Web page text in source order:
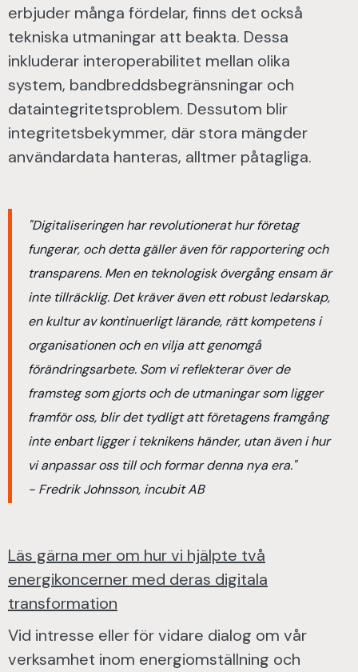
erbjuder många fördelar, finns det också
tekniska utmaningar att beakta. Dessa
inkluderar interoperabilitet mellan olika
system, bandbreddsbegränsningar och
dataintegritetsproblem. Dessutom blir
integritetsbekymmer, där stora mängder
användardata hanteras, alltmer påtagliga.
"Digitaliseringen har revolutionerat hur företag
fungerar, och detta gäller även för rapportering och
transparens. Men en teknologisk övergång ensam är
inte tillräcklig. Det kräver även ett robust ledarskap,
en kultur av kontinuerligt lärande, rätt kompetens i
organisationen och en vilja att genomgå
förändringsarbete. Som vi reflekterar över de
framsteg som gjorts och de utmaningar som ligger
framför oss, blir det tydligt att företagens framgång
inte enbart ligger i teknikens händer, utan även i hur
vi anpassar oss till och formar denna nya era."
- Fredrik Johnsson, incubit AB
Läs gärna mer om hur vi hjälpte två
energikoncerner med deras digitala
transformation
Vid intresse eller för vidare dialog om vår
verksamhet inom energiomställning och